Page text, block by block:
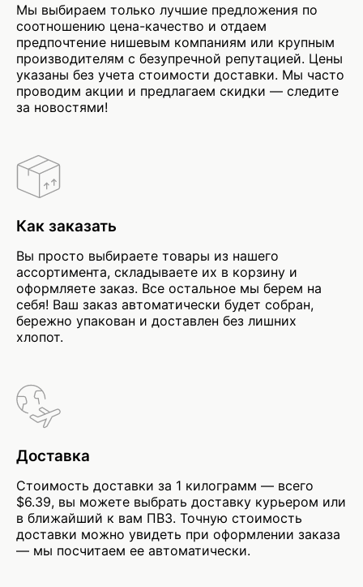
Мы выбираем только лучшие предложения по
соотношению цена-качество и отдаем
предпочтение нишевым компаниям или крупным
производителям с безупречной репутацией. Цены
указаны без учета стоимости доставки. Мы часто
проводим акции и предлагаем скидки — следите
за новостями!
Как заказать
Вы просто выбираете товары из нашего
ассортимента, складываете их в корзину и
оформляете заказ. Все остальное мы берем на
себя! Ваш заказ автоматически будет собран,
бережно упакован и доставлен без лишних
хлопот.
Доставка
Стоимость доставки за 1 килограмм — всего
$6.39, вы можете выбрать доставку курьером или
в ближайший к вам ПВЗ. Точную стоимость
доставки можно увидеть при оформлении заказа
— мы посчитаем ее автоматически.